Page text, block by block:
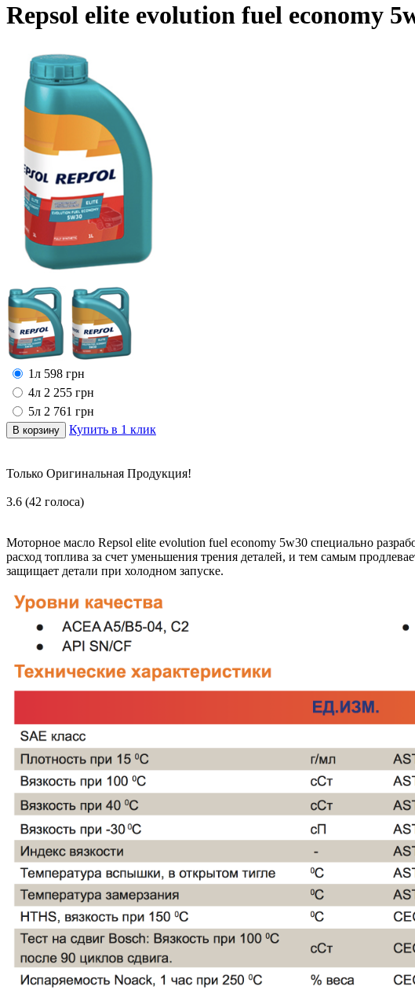
Repsol elite evolution fuel economy
1л 598 грн
4л 2 255 грн
5л 2 761 грн
Купить в 1 клик
Только Оригинальная Продукция!
3.6 (42 голоса)
Моторное масло Repsol elite evolution fuel economy 5w30 специально
расход топлива за счет уменьшения трения деталей, и тем самым
защищает детали при холодном запуске.